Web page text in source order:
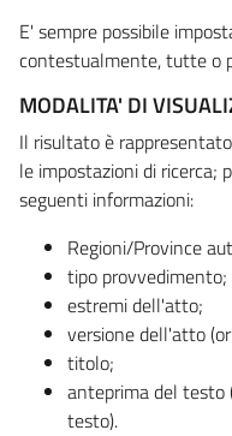
E' sempre possibile
contestualmente, tutte o
MODALITA' DI
Il risultato è
le impostazioni di ricerca;
seguenti informazioni:
Regioni/Province
tipo provvedimento;
estremi dell'atto;
versione dell'atto
titolo;
anteprima del testo
testo).